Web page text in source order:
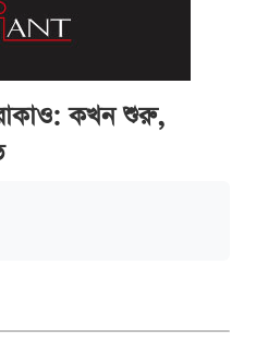
কখন শুরু,